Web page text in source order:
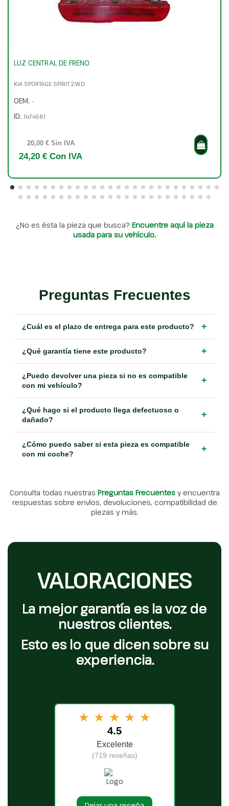
LUZ CENTRAL DE FRENO
KIA SPORTAGE SPIRIT 2WD
OEM: -
ID: 1474561
20,00 € Sin IVA
24,20 € Con IVA
¿No es ésta la pieza que busca? Encuentre aquí la pieza
usada para su vehículo.
Preguntas Frecuentes
¿Cuál es el plazo de entrega para este producto? +
¿Qué garantía tiene este producto? +
¿Puedo devolver una pieza si no es compatible
con mi vehículo?
+
¿Qué hago si el producto llega defectuoso o
dañado?
+
¿Cómo puedo saber si esta pieza es compatible
con mi coche?
+
Consulta todas nuestras Preguntas Frecuentes y encuentra
respuestas sobre envíos, devoluciones, compatibilidad de
piezas y más.
VALORACIONES
La mejor garantía es la voz de
nuestros clientes.
Esto es lo que dicen sobre su
experiencia.
★ ★ ★ ★ ★
4.5
Excelente
(719 reseñas)